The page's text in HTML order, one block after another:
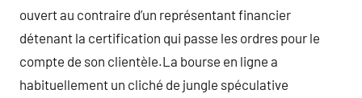
ouvert au contraire d’un représentant financier
détenant la certification qui passe les ordres pour le
compte de son clientèle.La bourse en ligne a
habituellement un cliché de jungle spéculative